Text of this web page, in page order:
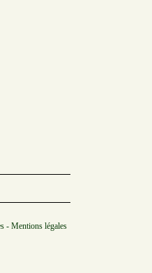
- Mentions légales